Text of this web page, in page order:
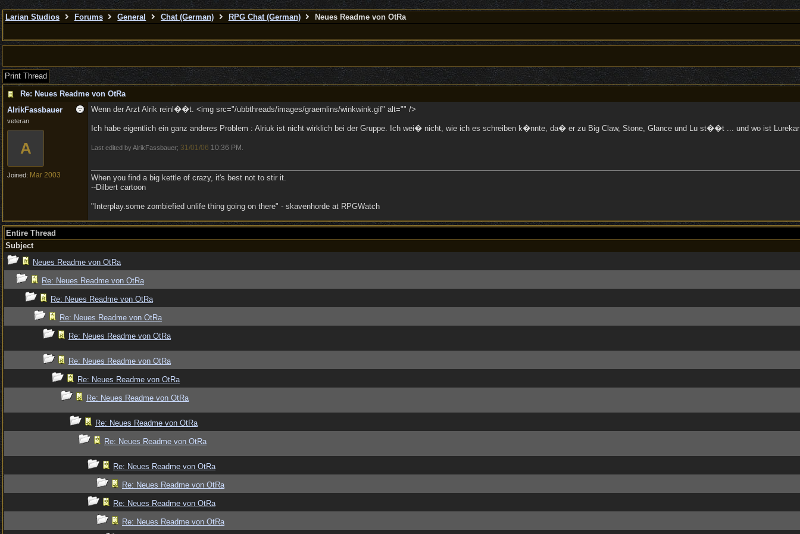
Larian Studios Forums General Chat (German) RPG Chat (German) Neues Readme von OtRa
Print Thread
Re: Neues Readme von OtRa
AlrikFassbauer
veteran
A
Joined: Mar 2003
Wenn der Arzt Alrik reinl��t. <img src="/ubbthreads/images/graemlins/winkwink.gif" alt="" />
Ich habe eigentlich ein ganz anderes Problem : Alriuk ist nicht wirklich bei der Gruppe. Ich wei� nicht, wie ich es schreiben k�nnte, da� er zu Big Claw, Stone, Glance und Lu st��t ... und wo ist
Last edited by AlrikFassbauer; 31/01/06 10:36 PM
When you find a big kettle of crazy, it's best not to stir it.
--Dilbert cartoon
"Interplay.some zombiefied unlife thing going on there" - skavenhorde at RPGWatch
Entire Thread
Subject
Neues Readme von OtRa
Re: Neues Readme von OtRa
Re: Neues Readme von OtRa
Re: Neues Readme von OtRa
Re: Neues Readme von OtRa
Re: Neues Readme von OtRa
Re: Neues Readme von OtRa
Re: Neues Readme von OtRa
Re: Neues Readme von OtRa
Re: Neues Readme von OtRa
Re: Neues Readme von OtRa
Re: Neues Readme von OtRa
Re: Neues Readme von OtRa
Re: Neues Readme von OtRa